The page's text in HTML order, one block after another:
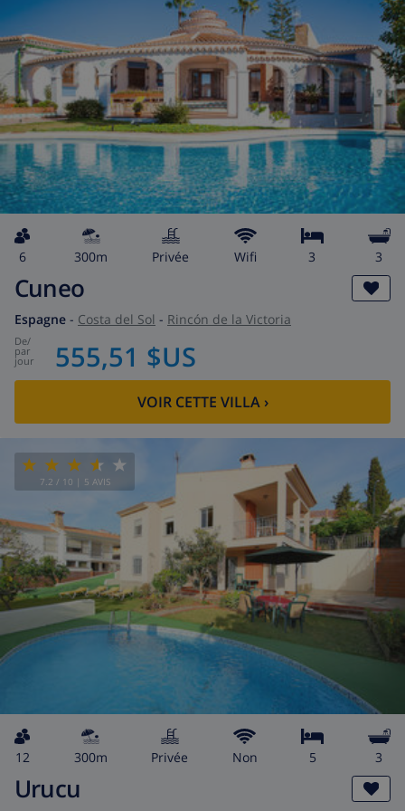
6 300m privée wifi 3 3
Cuneo
Espagne - Costa del Sol - Rincón de la Victoria
de/
par
jour 555,51 $US
VOIR CETTE VILLA›
7.2 / 10 | 5 AVIS
12 300m privée Non 5 3
Urucu